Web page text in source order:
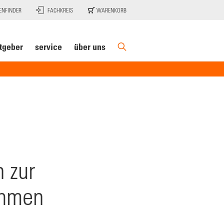
FACHKREIS WARENKORB
service über uns
zur